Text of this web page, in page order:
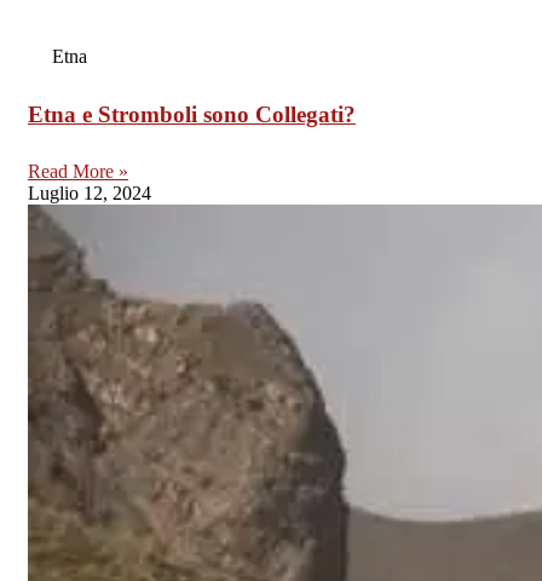
Etna
Etna e Stromboli sono Collegati?
Read More »
Luglio 12, 2024